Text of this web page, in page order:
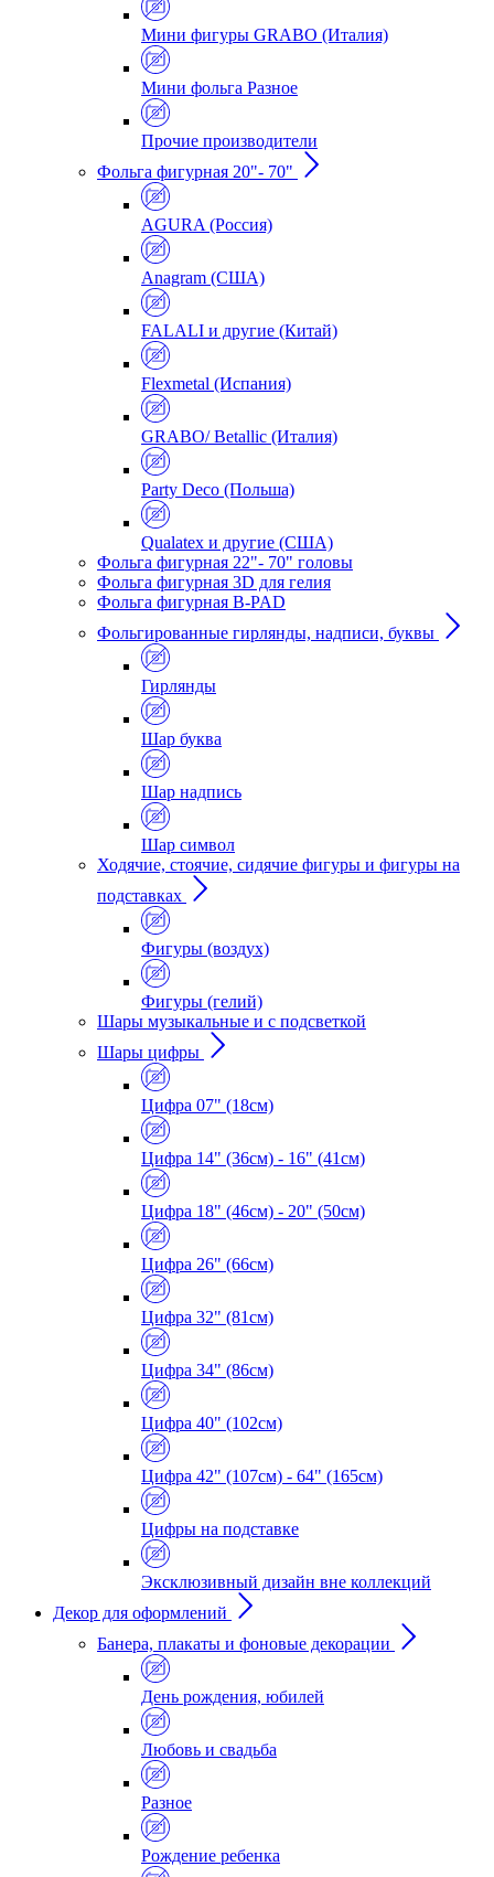
Мини фигуры GRABO (Италия)
Мини фольга Разное
Прочие производители
Фольга фигурная 20"- 70"
AGURA (Россия)
Anagram (США)
FALALI и другие (Китай)
Flexmetal (Испания)
GRABO/ Betallic (Италия)
Party Deco (Польша)
Qualatex и другие (США)
Фольга фигурная 22"- 70" головы
Фольга фигурная 3D для гелия
Фольга фигурная B-PAD
Фольгированные гирлянды, надписи, буквы
Гирлянды
Шар буква
Шар надпись
Шар символ
Ходячие, стоячие, сидячие фигуры и фигуры на
подставках
Фигуры (воздух)
Фигуры (гелий)
Шары музыкальные и с подсветкой
Шары цифры
Цифра 07" (18см)
Цифра 14" (36см) - 16" (41см)
Цифра 18" (46см) - 20" (50см)
Цифра 26" (66см)
Цифра 32" (81см)
Цифра 34" (86см)
Цифра 40" (102см)
Цифра 42" (107см) - 64" (165см)
Цифры на подставке
Эксклюзивный дизайн вне коллекций
Декор для оформлений
Банера, плакаты и фоновые декорации
День рождения, юбилей
Любовь и свадьба
Разное
Рождение ребенка